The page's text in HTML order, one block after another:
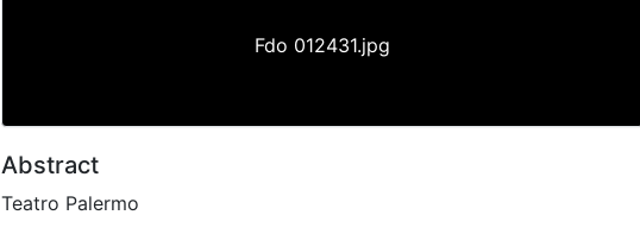
Fdo 012431.jpg
Abstract
Teatro Palermo